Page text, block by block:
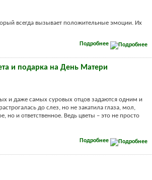
всегда вызывает положительные эмоции. Их
Подробнее
и подарка на День Матери
и даже самых суровых отцов задаются одним и
до слез, но не закатила глаза, мол,
но и ответственное. Ведь цветы – это не просто
Подробнее